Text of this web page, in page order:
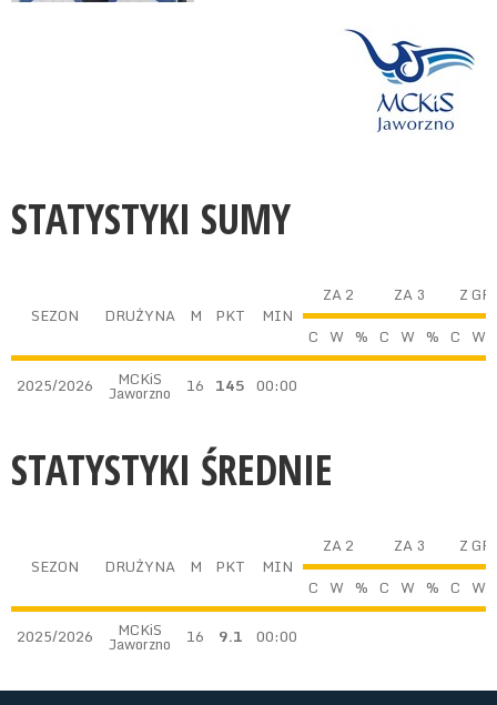
STATYSTYKI SUMY
SEZON DRUŻYNA M PKT MIN
ZA 2 ZA 3
Z
C W % C W % C W
2025/2026
MCKiS
Jaworzno 16 145 00:00
STATYSTYKI ŚREDNIE
SEZON DRUŻYNA M PKT MIN
ZA 2 ZA 3
Z
C W % C W % C W
2025/2026
MCKiS
Jaworzno 16 9.1 00:00